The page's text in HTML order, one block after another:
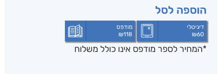
הוספה לסל
דיגיטלי
₪60
מודפס
₪118
*המחיר לספר מודפס אינו כולל משלוח